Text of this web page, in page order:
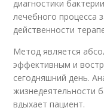
диагностики
лечебного процесса
действенности
Метод является
эффективным и
сегодняшний день.
жизнедеятельности
вдыхает пациент.